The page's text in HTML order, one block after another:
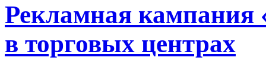
Рекламная кампания
в торговых центрах